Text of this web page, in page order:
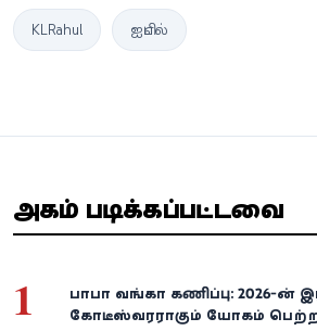
KLRahul ஐபிஎல்
அதிகம் படிக்கப்பட்டவை
1
பாபா வங்கா கணிப்பு: 2026-ன்
கோடீஸ்வரராகும் யோகம்